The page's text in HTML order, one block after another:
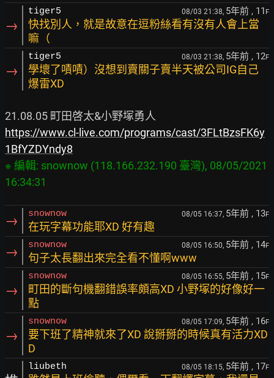
→
tiger5 08/03 21:38, 5年前 , 11 F
快找別人，就是故意在逗粉絲看有沒有人會上當
嘛（
→
tiger5 08/03 21:38, 5年前 , 12F
學壞了嘖嘖）沒想到賣關子賣半天被公司IG自己
爆雷XD
https://www.cl-live.com/programs/cast/3FLtBzsFK6y
1BfYZDYndy8
※ 編輯: snownow (118.166.232.190 臺灣), 08/05/2021
16:34:31
→ snownow 08/05 16:37, 5年前 , 13F
在玩字幕功能耶XD 好有趣
→ snownow 08/05 16:50, 5年前 , 14F
句子太長翻出來完全看不懂啊www
→
snownow 08/05 16:55, 5年前 , 15F
町田的斷句機翻錯誤率頗高XD 小野塚的好像好一
點
→
snownow 08/05 17:09, 5年前 , 16F
要下班了精神就來了XD 說掰掰的時候真有活力XD
D
liubeth 08/05 18:15, 5年前 , 17F